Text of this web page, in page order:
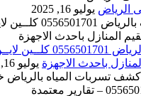
الرياض يوليو 16, 2025
باحدث الاجهزة يوليو 16, 2025